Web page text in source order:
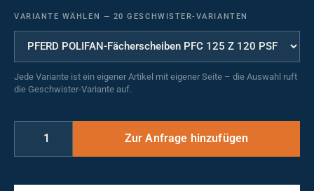
VARIANTE WÄHLEN — 20 GESCHWISTER-VARIANTEN
Jede Variante ist ein eigener Artikel mit eigener Seite – die Auswahl ruft
die Geschwister-Variante auf.